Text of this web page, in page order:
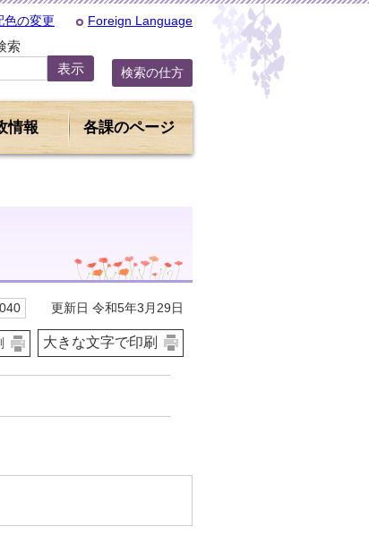
色の変更 Foreign Language
索
検索の仕方
情報 各課のページ
更新日 令和5年3月29日
大きな文字で印刷